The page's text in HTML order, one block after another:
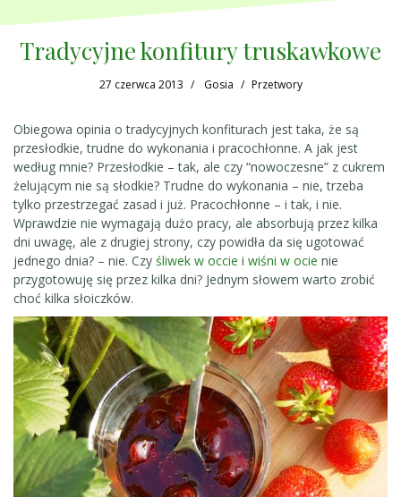
Tradycyjne konfitury truskawkowe
27 czerwca 2013 Gosia Przetwory
Obiegowa opinia o tradycyjnych konfiturach jest taka, że są
przesłodkie, trudne do wykonania i pracochłonne. A jak jest
według mnie? Przesłodkie – tak, ale czy “nowoczesne” z cukrem
żelującym nie są słodkie? Trudne do wykonania – nie, trzeba
tylko przestrzegać zasad i już. Pracochłonne – i tak, i nie.
Wprawdzie nie wymagają dużo pracy, ale absorbują przez kilka
dni uwagę, ale z drugiej strony, czy powidła da się ugotować
jednego dnia? – nie. Czy śliwek w occie i wiśni w ocie nie
przygotowuję się przez kilka dni? Jednym słowem warto zrobić
choć kilka słoiczków.